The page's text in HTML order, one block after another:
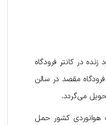
زنده در کانتر فرودگاه
مقصد در سالن
می‌گردد.
هوانوردی کشور حمل